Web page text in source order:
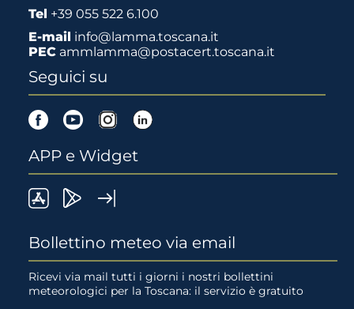
Tel +39 055 522 6.100
E-mail info@lamma.toscana.it
PEC ammlamma@postacert.toscana.it
Seguici su
FacebookYoutubeInstagram
APP e Widget
LaMMA
su
App
Lamma
su
Google
Bollettino meteo via email
Ricevi via mail tutti i giorni i nostri bollettini
meteorologici per la Toscana: il servizio è gratuito